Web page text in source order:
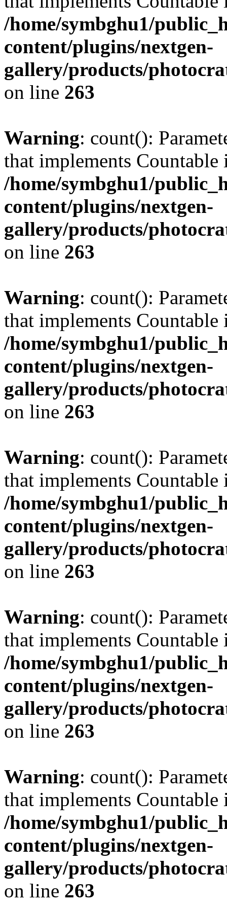
/home/symbghu1/
content/plugins/nextgen-
gallery/products/
on line 263
Warning: count():
that implements Countable
/home/symbghu1/
content/plugins/nextgen-
gallery/products/
on line 263
Warning: count():
that implements Countable
/home/symbghu1/
content/plugins/nextgen-
gallery/products/
on line 263
Warning: count():
that implements Countable
/home/symbghu1/
content/plugins/nextgen-
gallery/products/
on line 263
Warning: count():
that implements Countable
/home/symbghu1/
content/plugins/nextgen-
gallery/products/
on line 263
Warning: count():
that implements Countable
/home/symbghu1/
content/plugins/nextgen-
gallery/products/
on line 263